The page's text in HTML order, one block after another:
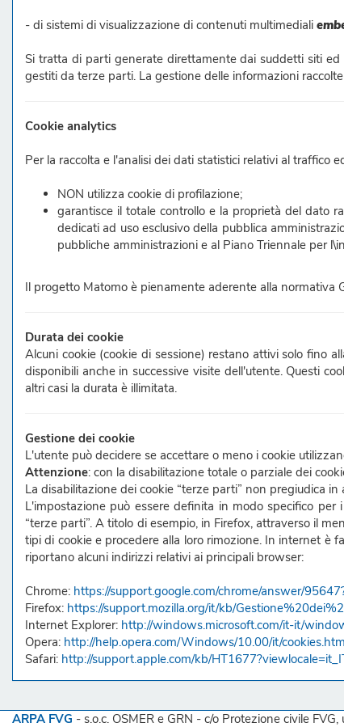
- di sistemi di visualizzazione di contenuti multimediali
Si tratta di parti generate direttamente dai suddetti siti
gestiti da terze parti. La gestione delle informazioni
Cookie analytics
Per la raccolta e l'analisi dei dati statistici relativi al
NON utilizza cookie di profilazione;
garantisce il totale controllo e la proprietà del dato
dedicati ad uso esclusivo della pubblica
pubbliche amministrazioni e al Piano Triennale per
Il progetto Matomo è pienamente aderente alla normativa
Durata dei cookie
Alcuni cookie (cookie di sessione) restano attivi solo fino
disponibili anche in successive visite dell'utente. Questi
altri casi la durata è illimitata.
Gestione dei cookie
L'utente può decidere se accettare o meno i cookie
Attenzione: con la disabilitazione totale o parziale dei
La disabilitazione dei cookie “terze parti” non pregiudica
L'impostazione può essere definita in modo specifico
“terze parti”. A titolo di esempio, in Firefox, attraverso il
tipi di cookie e procedere alla loro rimozione. In internet è
riportano alcuni indirizzi relativi ai principali browser:
Chrome: https://support.google.com/chrome/answer/
Firefox: https://support.mozilla.org/it/kb/
Internet Explorer: http://windows.microsoft.com/it-it/
Opera: http://help.opera.com/Windows/10.00/it/
Safari: http://support.apple.com/kb/
ARPA FVG - s.o.c. OSMER e GRN - c/o Protezione civile